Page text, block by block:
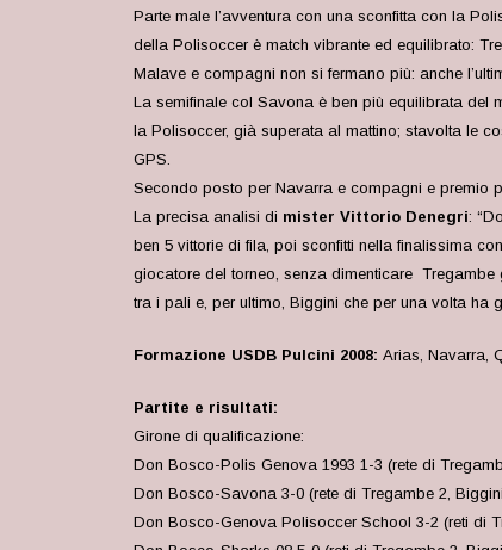
Parte male l’avventura con una sconfitta con la
della Polisoccer è match vibrante ed equilibrato:
Malave e compagni non si fermano più: anche
La semifinale col Savona è ben più equilibrata del
la Polisoccer, già superata al mattino; stavolta le
GPS.
Secondo posto per Navarra e compagni e premio
La precisa analisi di mister Vittorio Denegri:
ben 5 vittorie di fila, poi sconfitti nella finalissima
giocatore del torneo, senza dimenticare
tra i pali e, per ultimo, Biggini che per una volta ha
Formazione USDB Pulcini 2008: Arias, Navarra,
Partite e risultati:
Girone di qualificazione:
Don Bosco-Polis Genova 1993 1-3 (rete di
Don Bosco-Savona 3-0 (rete di Tregambe 2,
Don Bosco-Genova Polisoccer School 3-2 (reti di